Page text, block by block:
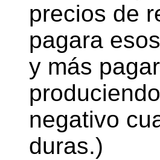
precios de
pagara
y más
negativo
duras.)